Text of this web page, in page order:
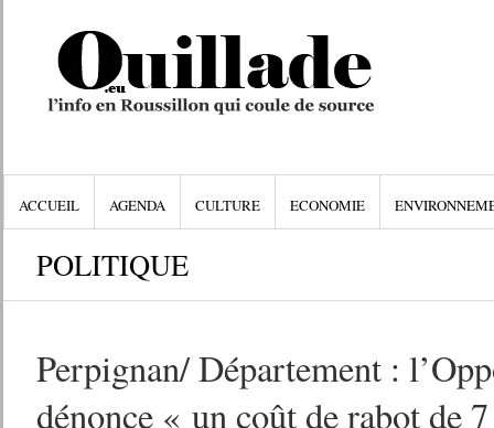
ACCUEIL AGENDA CULTURE ECONOMIE
POLITIQUE
Perpignan/ Département :
dénonce « un coût de rabot de